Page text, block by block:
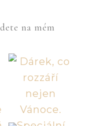
na mém